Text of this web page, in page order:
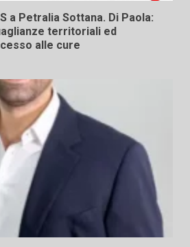
a Petralia Sottana. Di Paola:
territoriali ed
alle cure